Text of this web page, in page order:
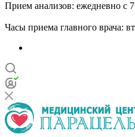
Прием анализов: ежедневно с
Часы приема главного врача: